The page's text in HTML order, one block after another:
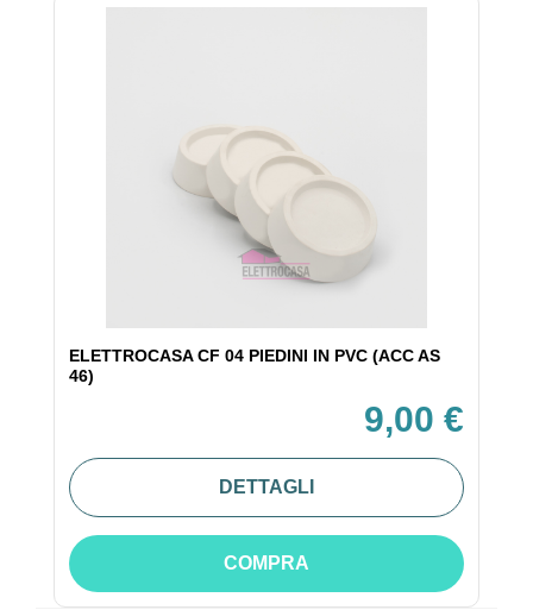
ELETTROCASA CF 04 PIEDINI IN PVC (ACC AS
46)
9,00 €
DETTAGLI
COMPRA